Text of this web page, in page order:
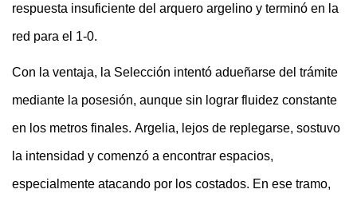
respuesta insuficiente del arquero argelino y terminó en la
red para el 1-0.
Con la ventaja, la Selección intentó adueñarse del trámite
mediante la posesión, aunque sin lograr fluidez constante
en los metros finales. Argelia, lejos de replegarse, sostuvo
la intensidad y comenzó a encontrar espacios,
especialmente atacando por los costados. En ese tramo,